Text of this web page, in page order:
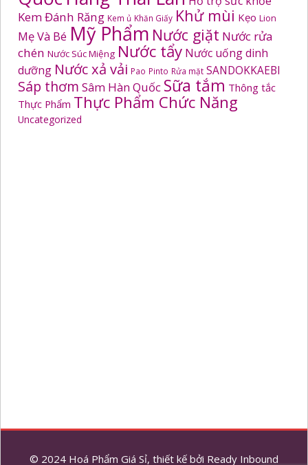
Kem Đánh Răng Kem ủ Khăn Giấy Khử mùi Kẹo Lion
Mẹ Và Bé Mỹ Phẩm Nước giặt Nước rửa
chén Nước Súc Miệng Nước tẩy Nước uống dinh
dưỡng Nước xả vải Pao Pinto Rửa mặt SANDOKKAEBI
Sáp thơm Sâm Hàn Quốc Sữa tắm Thông tắc
Thực Phẩm Thực Phẩm Chức Năng
Uncategorized
© 2024 Hoá Phẩm Giá Sỉ, thiết kế bởi Ready Inbound